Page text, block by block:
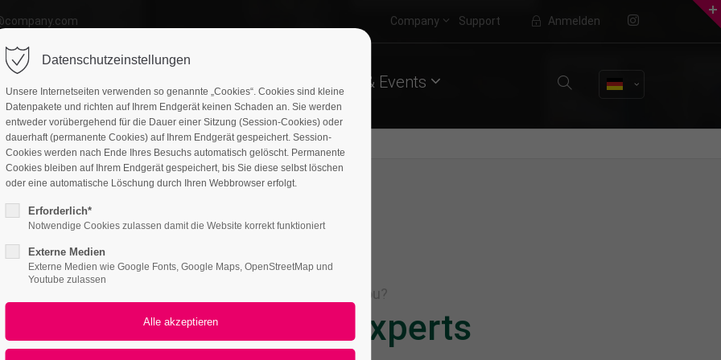
dolor sit amet:
/ 365days
support for our customers
8:00am - 5:00pm(GMT +1)
Cybersteel Inc.
376-293 City Road, Suite 600
San Francisco, CA 94102
Have any questions?
+44 1234 567 890
Lorem ipsum dolor sit amet,
Company Support Anmelden
News & Events
Page v2
What can we do for you?
We are Experts
Datenschutzeinstellungen
Unsere Internetseiten verwenden so genannte „Cookies“. Cookies sind kleine
Datenpakete und richten auf Ihrem Endgerät keinen Schaden an. Sie werden
entweder vorübergehend für die Dauer einer Sitzung (Session-Cookies) oder
dauerhaft (permanente Cookies) auf Ihrem Endgerät gespeichert. Session-
Cookies werden nach Ende Ihres Besuchs automatisch gelöscht. Permanente
Cookies bleiben auf Ihrem Endgerät gespeichert, bis Sie diese selbst löschen
oder eine automatische Löschung durch Ihren Webbrowser erfolgt.
Erforderlich*
Notwendige Cookies zulassen damit die Website korrekt funktioniert
Externe Medien
Externe Medien wie Google Fonts, Google Maps, OpenStreetMap und
Youtube zulassen